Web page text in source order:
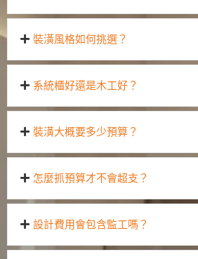
裝潢風格如何挑選？
系統櫃好還是木工好？
裝潢大概要多少預算？
怎麼抓預算才不會超支？
設計費用會包含監工嗎？